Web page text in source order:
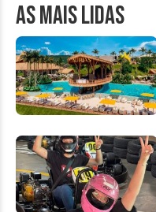
AS MAIS LIDAS